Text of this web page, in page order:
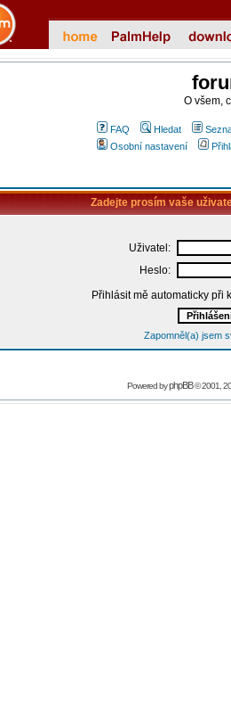
O všem,
FAQ Hledat
Osobní nastavení
Zadejte prosím vaše
Uživatel:
Heslo:
Přihlásit mě automaticky při
Zapomněl(a) jsem
Powered byphpBB© 2001,